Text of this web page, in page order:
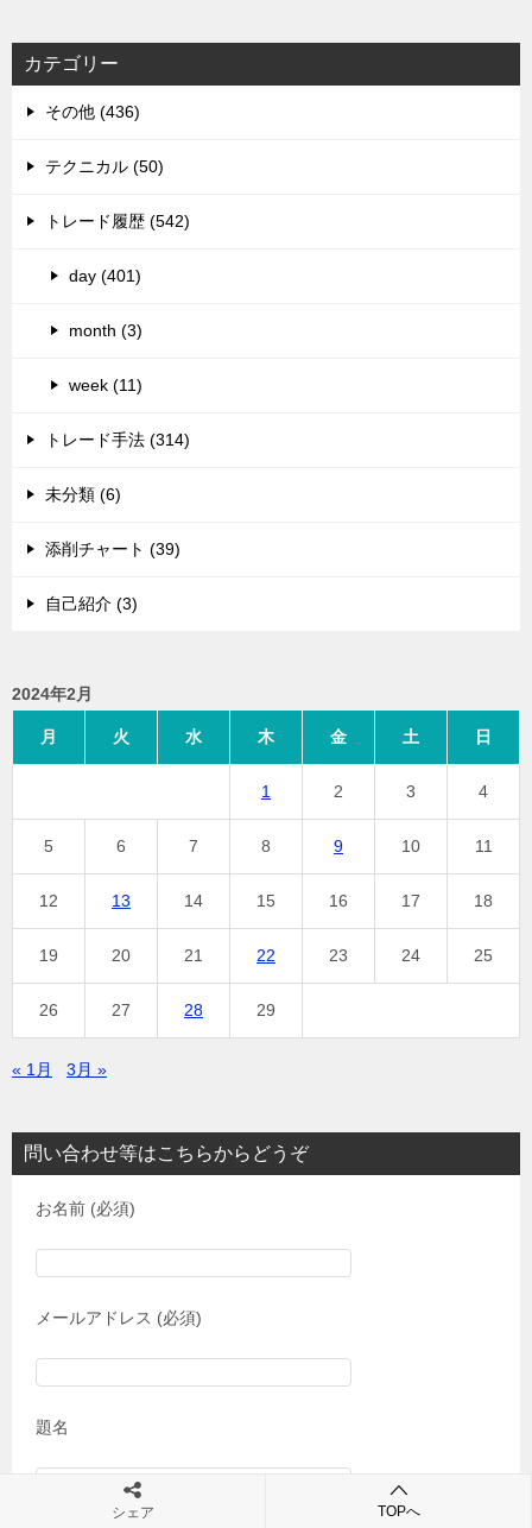
カテゴリー
その他 (436)
テクニカル (50)
トレード履歴 (542)
day (401)
month (3)
week (11)
トレード手法 (314)
未分類 (6)
添削チャート (39)
自己紹介 (3)
2024年2月
月 火 水 木 金 土 日
1 2 3 4
5 6 7 8 9 10 11
12 13 14 15 16 17 18
19 20 21 22 23 24 25
26 27 28 29
« 1月 3月 »
問い合わせ等はこちらからどうぞ
お名前 (必須)
メールアドレス (必須)
題名
シェア TOPへ